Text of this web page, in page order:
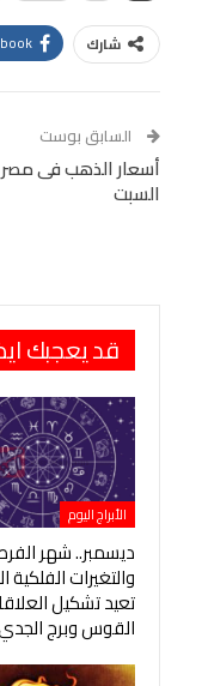
شارك
Tumblr
البريد الإلكتروني
Digg
السابق بوست
أسعار الذهب فى مصر
السبت
قد يعجبك
الأبراج اليوم
ديسمبر.. شهر
والتغيرات الفلكية
تعيد تشكيل
القوس وبرج